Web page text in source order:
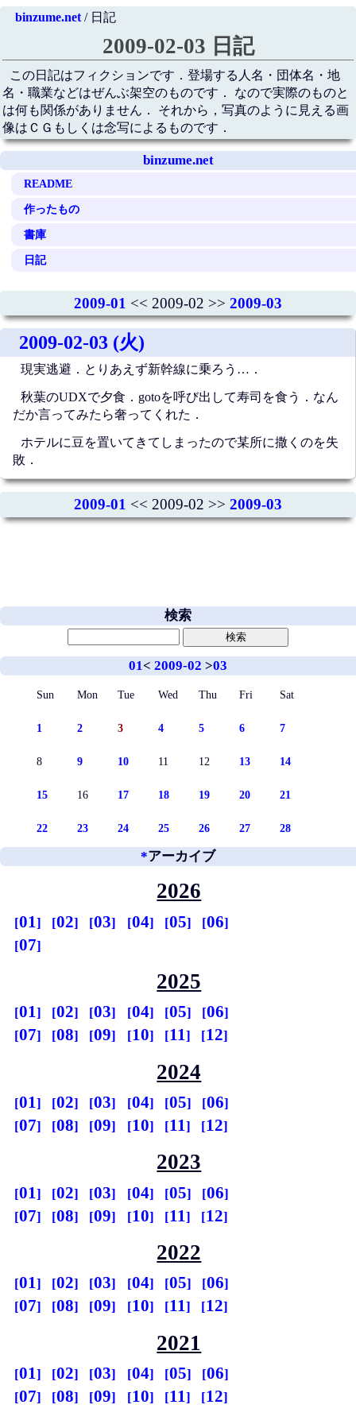
binzume.net/ 日記
2009-02-03 日記
この日記はフィクションです．登場する人名・団体名・地
名・職業などはぜんぶ架空のものです． なので実際のものと
は何も関係がありません． それから，写真のように見える画
像はＣＧもしくは念写によるものです．
binzume.net
README
作ったもの
書庫
日記
2009-01 << 2009-02 >> 2009-03
2009-02-03 (火)
現実逃避．とりあえず新幹線に乗ろう…．
秋葉のUDXで夕食．gotoを呼び出して寿司を食う．なん
だか言ってみたら奢ってくれた．
ホテルに豆を置いてきてしまったので某所に撒くのを失
敗．
2009-01 << 2009-02 >> 2009-03
検索
01< 2009-02 >03
Sun Mon Tue Wed Thu Fri Sat
1 2 3 4 5 6 7
8 9 10 11 12 13 14
15 16 17 18 19 20 21
22 23 24 25 26 27 28
*アーカイブ
2026
01 02 03 04 05
06
07
2025
01 02 03 04 05
06
07
08 09 10 11 12
2024
01 02 03 04 05
06
07
08 09 10 11 12
2023
01 02 03 04 05
06
07
08 09 10 11 12
2022
01 02 03 04 05
06
07
08 09 10 11 12
2021
01 02 03 04 05
06
07
08 09 10 11 12